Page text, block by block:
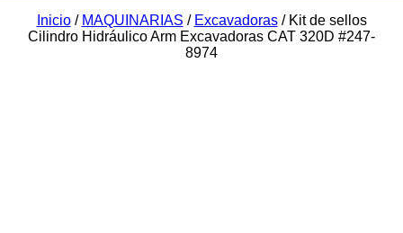
Inicio/ MAQUINARIAS / Excavadoras/ Kit de sellos
Cilindro Hidráulico Arm Excavadoras CAT 320D #247-
8974